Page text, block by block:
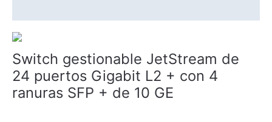
Switch gestionable JetStream de
24 puertos Gigabit L2 + con 4
ranuras SFP + de 10 GE